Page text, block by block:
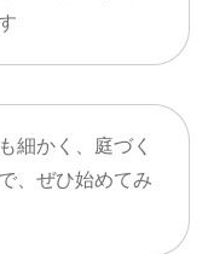
細かく、庭づく
、ぜひ始めてみ